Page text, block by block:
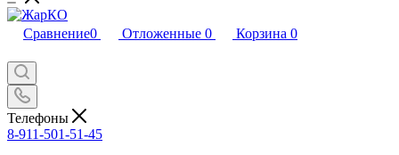
Сравнение0 Отложенные 0 Корзина 0
Телефоны
8-911-501-51-45